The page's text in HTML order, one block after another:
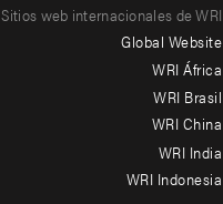
Sitios web internacionales de WRI
Global Website
WRI África
WRI Brasil
WRI China
WRI India
WRI Indonesia